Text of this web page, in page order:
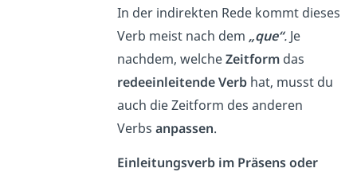
In der indirekten Rede kommt dieses
Verb meist nach dem „que“.Je
nachdem, welcheZeitformdas
redeeinleitende Verbhat, musst du
auch die Zeitform des anderen
Verbs anpassen.
Einleitungsverb im Präsens oder